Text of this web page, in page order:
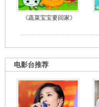
《蔬菜宝宝要回家》
电影台推荐